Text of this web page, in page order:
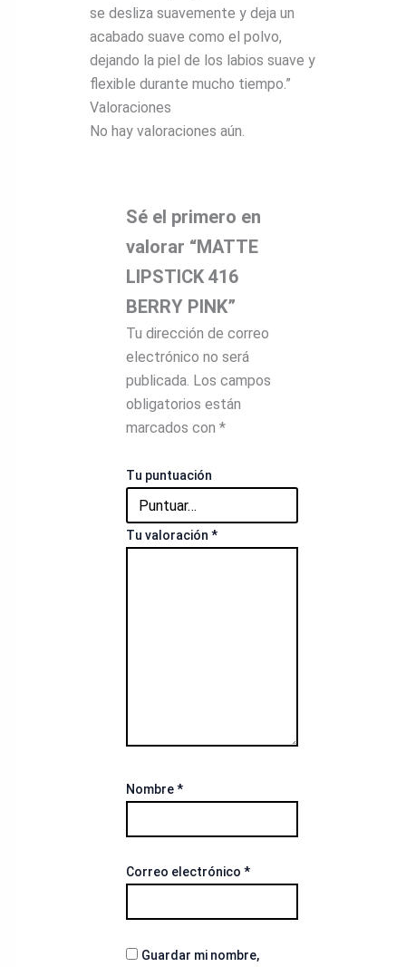
se desliza suavemente y deja un
acabado suave como el polvo,
dejando la piel de los labios suave y
flexible durante mucho tiempo.”
Valoraciones
No hay valoraciones aún.
Sé el primero en
valorar “MATTE
LIPSTICK 416
BERRY PINK”
Tu dirección de correo
electrónico no será
publicada. Los campos
obligatorios están
marcados con *
Tu puntuación
Tu valoración *
Nombre*
Correo electrónico *
Guardar mi nombre,